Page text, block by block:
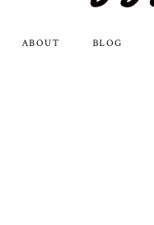
ABOUT BLOG